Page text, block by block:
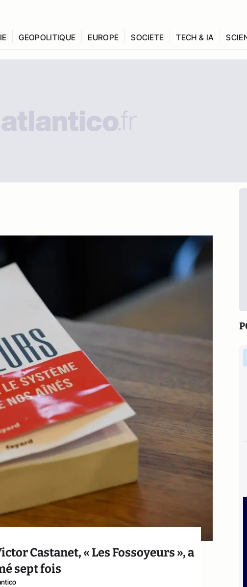
GEOPOLITIQUE EUROPE SOCIETE TECH & IA
Castanet, « Les Fossoyeurs », a
sept fois